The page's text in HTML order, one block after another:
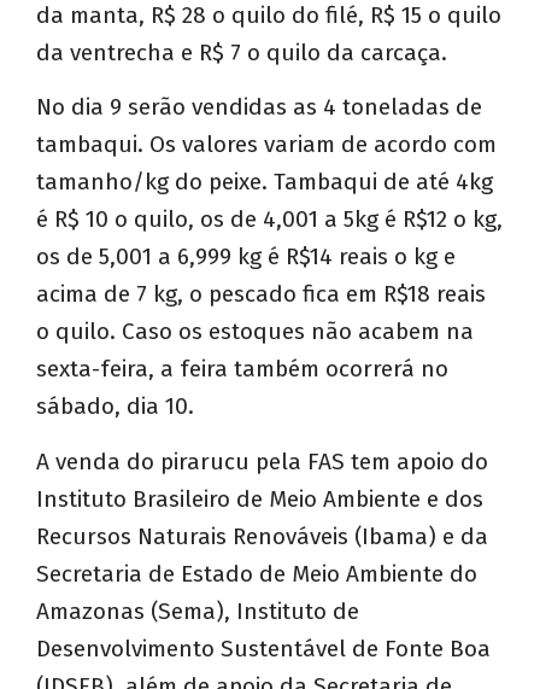
da manta, R$ 28 o quilo do filé, R$ 15 o quilo
da ventrecha e R$ 7 o quilo da carcaça.
No dia 9 serão vendidas as 4 toneladas de
tambaqui. Os valores variam de acordo com
tamanho/kg do peixe. Tambaqui de até 4kg
é R$ 10 o quilo, os de 4,001 a 5kg é R$12 o kg,
os de 5,001 a 6,999 kg é R$14 reais o kg e
acima de 7 kg, o pescado fica em R$18 reais
o quilo. Caso os estoques não acabem na
sexta-feira, a feira também ocorrerá no
sábado, dia 10.
A venda do pirarucu pela FAS tem apoio do
Instituto Brasileiro de Meio Ambiente e dos
Recursos Naturais Renováveis (Ibama) e da
Secretaria de Estado de Meio Ambiente do
Amazonas (Sema), Instituto de
Desenvolvimento Sustentável de Fonte Boa